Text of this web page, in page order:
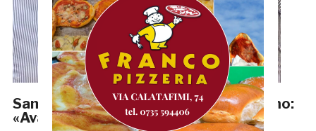
Samb, l’augurio del sindaco Spazzafumo:
«Avanti insieme, uniti si vince!»